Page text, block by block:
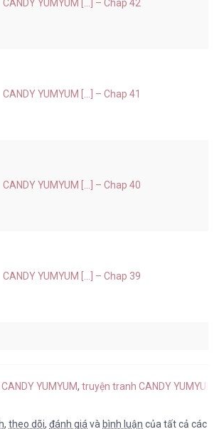
CANDY YUMYUM [...] – Chap 42
CANDY YUMYUM [...] – Chap 41
CANDY YUMYUM [...] – Chap 40
CANDY YUMYUM [...] – Chap 39
YUMYUM, truyện tranh CANDY
, theo dõi, đánh giá và bình luận của tất cả các